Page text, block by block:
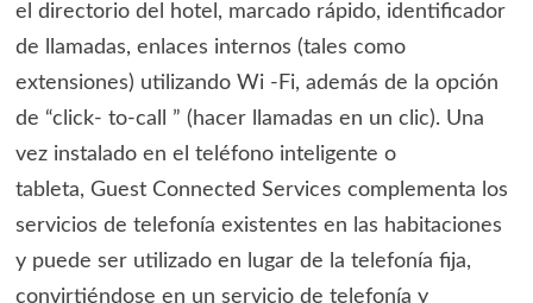
el directorio del hotel, marcado rápido, identificador
de llamadas, enlaces internos (tales como
extensiones) utilizando Wi -Fi, además de la opción
de “click- to-call ” (hacer llamadas en un clic). Una
vez instalado en el teléfono inteligente o
tableta, Guest Connected Services complementa los
servicios de telefonía existentes en las habitaciones
y puede ser utilizado en lugar de la telefonía fija,
convirtiéndose en un servicio de telefonía y